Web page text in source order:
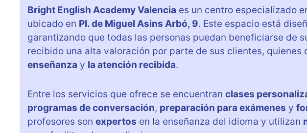
Bright English Academy Valencia es un centro especializado
ubicado en Pl. de Miguel Asins Arbó, 9. Este espacio está
garantizando que todas las personas puedan beneficiarse de
recibido una alta valoración por parte de sus clientes, quienes
enseñanza y la atención recibida.
Entre los servicios que ofrece se encuentran clases
programas de conversación, preparación para exámenes y
profesores son expertos en la enseñanza del idioma y utilizan